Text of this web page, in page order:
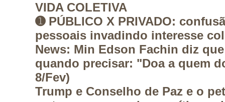
VIDA COLETIVA
➊ PÚBLICO X PRIVADO:
pessoais invadindo interesse
News: Min Edson Fachin diz
quando precisar: "Doa a quem
8/Fev)
Trump e Conselho de Paz e o